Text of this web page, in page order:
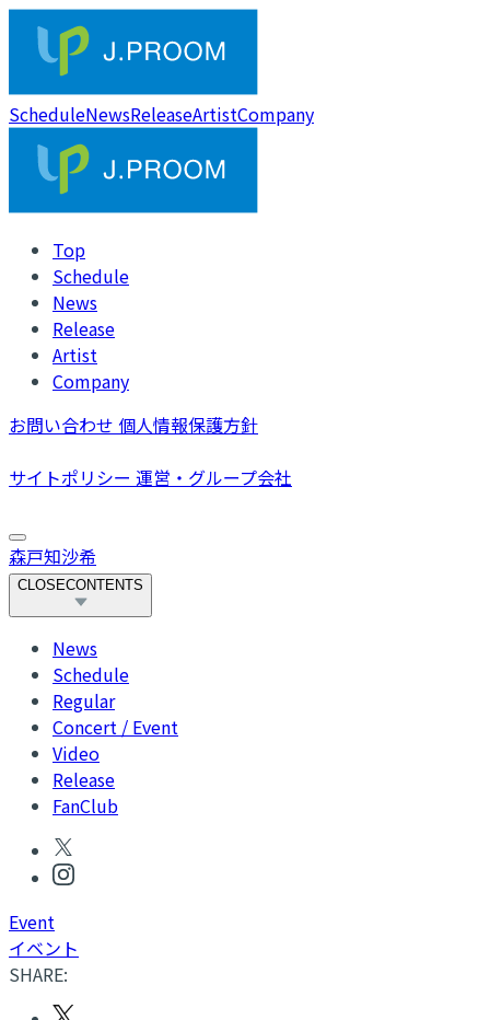
ScheduleNewsReleaseArtistCompany
Top
Schedule
News
Release
Artist
Company
お問い合わせ 個人情報保護方針
サイトポリシー 運営・グループ会社
森戸知沙希
CLOSECONTENTS
News
Schedule
Regular
Concert / Event
Video
Release
FanClub
Event
イベント
SHARE: